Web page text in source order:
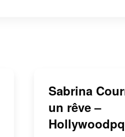
Sabrina
un rêve –